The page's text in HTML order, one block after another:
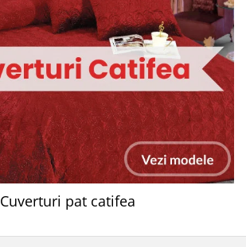
Cuverturi pat catifea